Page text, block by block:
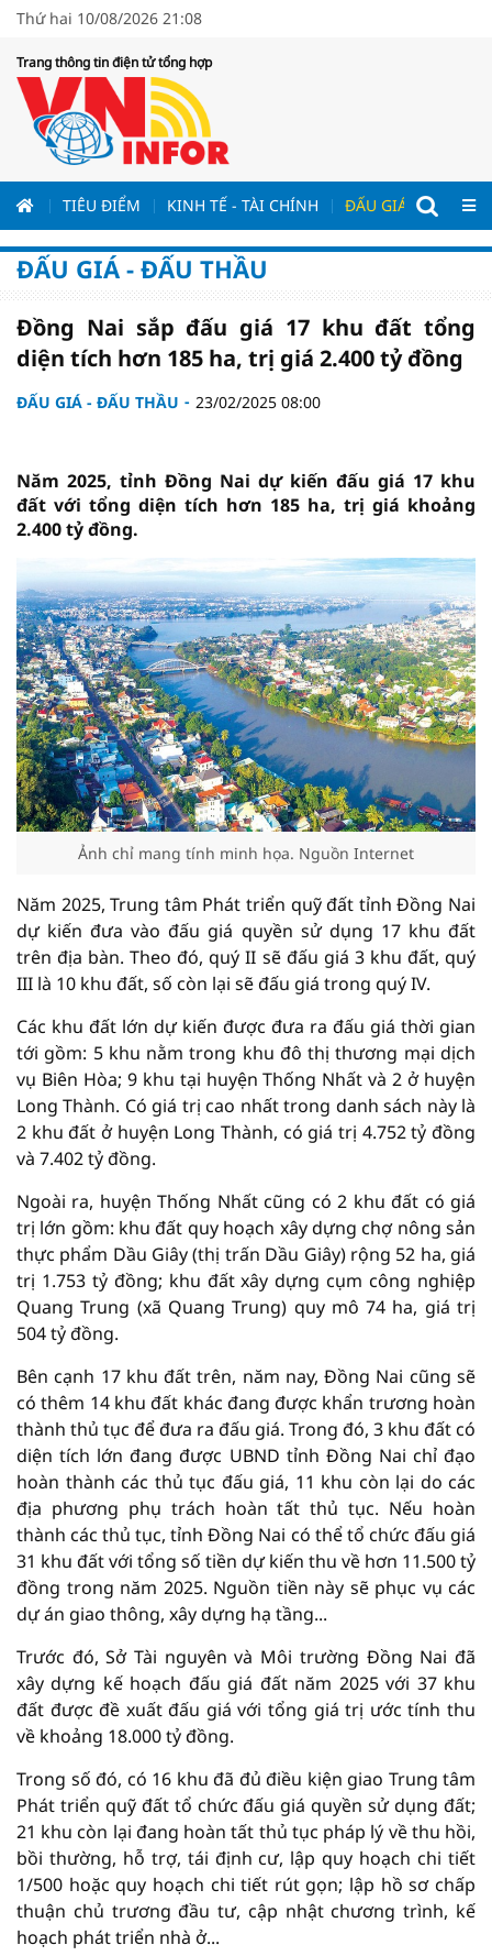
Thứ hai 10/08/2026 21:08
Trang thông tin điện tử tổng hợp
TIÊU ĐIỂM KINH TẾ - TÀI CHÍNH ĐẤU GIÁ - ĐẤU
ĐẤU GIÁ - ĐẤU THẦU
Đồng Nai sắp đấu giá 17 khu đất tổng
diện tích hơn 185 ha, trị giá 2.400 tỷ đồng
ĐẤU GIÁ - ĐẤU THẦU 23/02/2025 08:00
Năm 2025, tỉnh Đồng Nai dự kiến đấu giá 17 khu
đất với tổng diện tích hơn 185 ha, trị giá khoảng
2.400 tỷ đồng.
Ảnh chỉ mang tính minh họa. Nguồn Internet
Năm 2025, Trung tâm Phát triển quỹ đất tỉnh Đồng Nai
dự kiến đưa vào đấu giá quyền sử dụng 17 khu đất
trên địa bàn. Theo đó, quý II sẽ đấu giá 3 khu đất, quý
III là 10 khu đất, số còn lại sẽ đấu giá trong quý IV.
Các khu đất lớn dự kiến được đưa ra đấu giá thời gian
tới gồm: 5 khu nằm trong khu đô thị thương mại dịch
vụ Biên Hòa; 9 khu tại huyện Thống Nhất và 2 ở huyện
Long Thành. Có giá trị cao nhất trong danh sách này là
2 khu đất ở huyện Long Thành, có giá trị 4.752 tỷ đồng
và 7.402 tỷ đồng.
Ngoài ra, huyện Thống Nhất cũng có 2 khu đất có giá
trị lớn gồm: khu đất quy hoạch xây dựng chợ nông sản
thực phẩm Dầu Giây (thị trấn Dầu Giây) rộng 52 ha, giá
trị 1.753 tỷ đồng; khu đất xây dựng cụm công nghiệp
Quang Trung (xã Quang Trung) quy mô 74 ha, giá trị
504 tỷ đồng.
Bên cạnh 17 khu đất trên, năm nay, Đồng Nai cũng sẽ
có thêm 14 khu đất khác đang được khẩn trương hoàn
thành thủ tục để đưa ra đấu giá. Trong đó, 3 khu đất có
diện tích lớn đang được UBND tỉnh Đồng Nai chỉ đạo
hoàn thành các thủ tục đấu giá, 11 khu còn lại do các
địa phương phụ trách hoàn tất thủ tục. Nếu hoàn
thành các thủ tục, tỉnh Đồng Nai có thể tổ chức đấu giá
31 khu đất với tổng số tiền dự kiến thu về hơn 11.500 tỷ
đồng trong năm 2025. Nguồn tiền này sẽ phục vụ các
dự án giao thông, xây dựng hạ tầng...
Trước đó, Sở Tài nguyên và Môi trường Đồng Nai đã
xây dựng kế hoạch đấu giá đất năm 2025 với 37 khu
đất được đề xuất đấu giá với tổng giá trị ước tính thu
về khoảng 18.000 tỷ đồng.
Trong số đó, có 16 khu đã đủ điều kiện giao Trung tâm
Phát triển quỹ đất tổ chức đấu giá quyền sử dụng đất;
21 khu còn lại đang hoàn tất thủ tục pháp lý về thu hồi,
bồi thường, hỗ trợ, tái định cư, lập quy hoạch chi tiết
1/500 hoặc quy hoạch chi tiết rút gọn; lập hồ sơ chấp
thuận chủ trương đầu tư, cập nhật chương trình, kế
hoạch phát triển nhà ở...